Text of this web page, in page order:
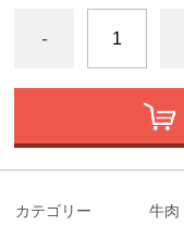
-
カテゴリー 牛肉